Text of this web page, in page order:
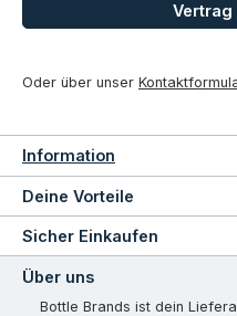
Vertrag
Oder über unser
Information
Deine Vorteile
Sicher Einkaufen
Über uns
Bottle Brands ist dein